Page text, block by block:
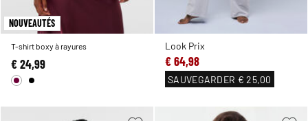
NOUVEAUTÉS
T-shirt boxy à rayures
€ 24,99
Look Prix
€ 64,98
SAUVEGARDER € 25,00